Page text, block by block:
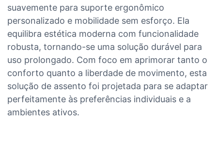
suavemente para suporte ergonômico
personalizado e mobilidade sem esforço. Ela
equilibra estética moderna com funcionalidade
robusta, tornando-se uma solução durável para
uso prolongado. Com foco em aprimorar tanto o
conforto quanto a liberdade de movimento, esta
solução de assento foi projetada para se adaptar
perfeitamente às preferências individuais e a
ambientes ativos.